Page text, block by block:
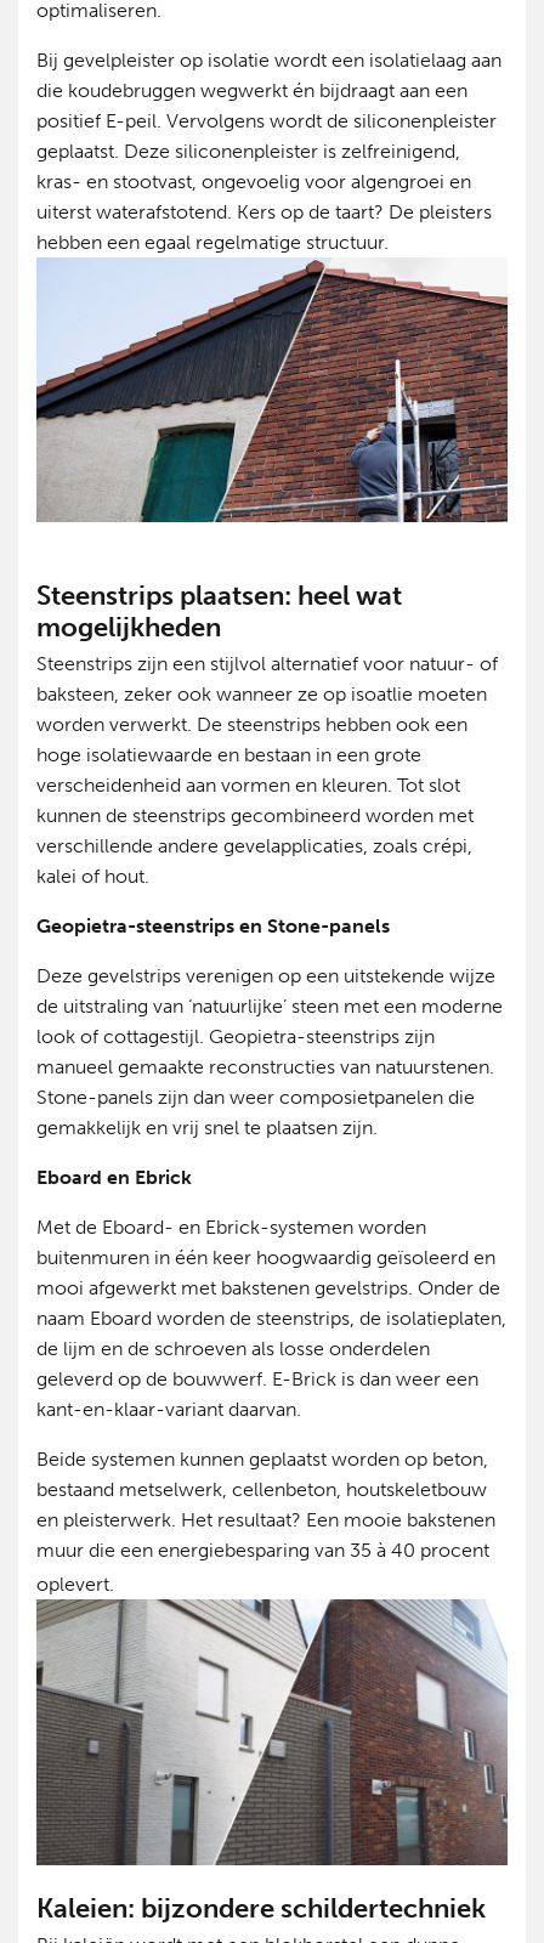
optimaliseren.
Bij gevelpleister op isolatie wordt een isolatielaag aan
die koudebruggen wegwerkt én bijdraagt aan een
positief E-peil. Vervolgens wordt de siliconenpleister
geplaatst. Deze siliconenpleister is zelfreinigend,
kras- en stootvast, ongevoelig voor algengroei en
uiterst waterafstotend. Kers op de taart? De pleisters
hebben een egaal regelmatige structuur.
Steenstrips plaatsen: heel wat
mogelijkheden
Steenstrips zijn een stijlvol alternatief voor natuur- of
baksteen, zeker ook wanneer ze op isoatlie moeten
worden verwerkt. De steenstrips hebben ook een
hoge isolatiewaarde en bestaan in een grote
verscheidenheid aan vormen en kleuren. Tot slot
kunnen de steenstrips gecombineerd worden met
verschillende andere gevelapplicaties, zoals crépi,
kalei of hout.
Geopietra-steenstrips en Stone-panels
Deze gevelstrips verenigen op een uitstekende wijze
de uitstraling van ‘natuurlijke’ steen met een moderne
look of cottagestijl. Geopietra-steenstrips zijn
manueel gemaakte reconstructies van natuurstenen.
Stone-panels zijn dan weer composietpanelen die
gemakkelijk en vrij snel te plaatsen zijn.
Eboard en Ebrick
Met de Eboard- en Ebrick-systemen worden
buitenmuren in één keer hoogwaardig geïsoleerd en
mooi afgewerkt met bakstenen gevelstrips. Onder de
naam Eboard worden de steenstrips, de isolatieplaten,
de lijm en de schroeven als losse onderdelen
geleverd op de bouwwerf. E-Brick is dan weer een
kant-en-klaar-variant daarvan.
Beide systemen kunnen geplaatst worden op beton,
bestaand metselwerk, cellenbeton, houtskeletbouw
en pleisterwerk. Het resultaat? Een mooie bakstenen
muur die een energiebesparing van 35 à 40 procent
oplevert.
Kaleien: bijzondere schildertechniek